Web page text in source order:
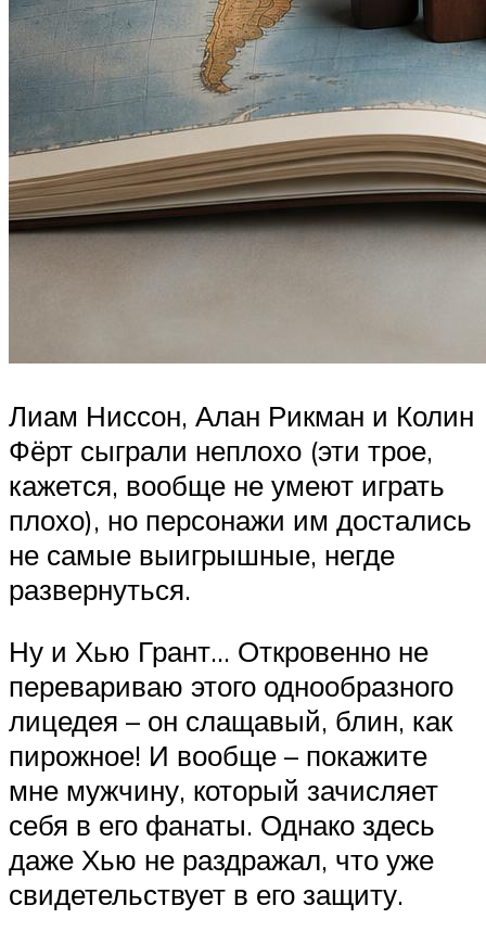
Лиам Ниссон, Алан Рикман и Колин
Фёрт сыграли неплохо (эти трое,
кажется, вообще не умеют играть
плохо), но персонажи им достались
не самые выигрышные, негде
развернуться.
Ну и Хью Грант… Откровенно не
перевариваю этого однообразного
лицедея – он слащавый, блин, как
пирожное! И вообще – покажите
мне мужчину, который зачисляет
себя в его фанаты. Однако здесь
даже Хью не раздражал, что уже
свидетельствует в его защиту.